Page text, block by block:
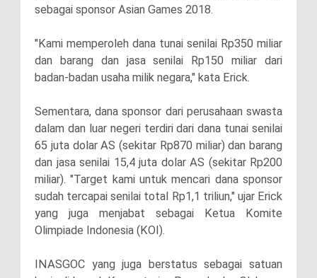
sebagai sponsor Asian Games 2018.
"Kami memperoleh dana tunai senilai Rp350 miliar
dan barang dan jasa senilai Rp150 miliar dari
badan-badan usaha milik negara," kata Erick.
Sementara, dana sponsor dari perusahaan swasta
dalam dan luar negeri terdiri dari dana tunai senilai
65 juta dolar AS (sekitar Rp870 miliar) dan barang
dan jasa senilai 15,4 juta dolar AS (sekitar Rp200
miliar). "Target kami untuk mencari dana sponsor
sudah tercapai senilai total Rp1,1 triliun," ujar Erick
yang juga menjabat sebagai Ketua Komite
Olimpiade Indonesia (KOI).
INASGOC yang juga berstatus sebagai satuan